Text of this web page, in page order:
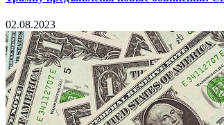
02.08.2023